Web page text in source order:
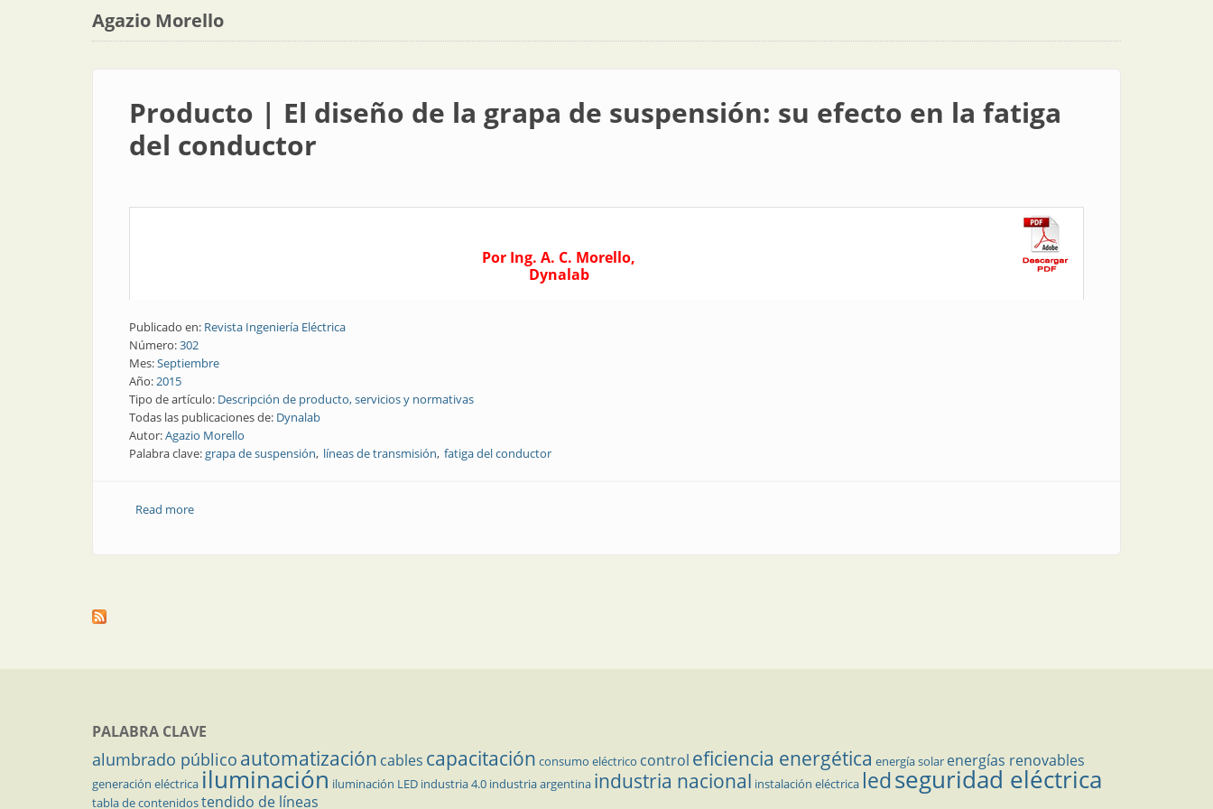
Agazio Morello
Producto | El diseño de la grapa de suspensión: su efecto en la fatiga
del conductor
Por Ing. A. C. Morello,
Dynalab
Publicado en: Revista Ingeniería Eléctrica
Número:302
Mes:Septiembre
Año:2015
Tipo de artículo: Descripción de producto, servicios y normativas
Todas las publicaciones de: Dynalab
Autor:Agazio Morello
Palabra clave:grapa de suspensión líneas de transmisión fatiga del conductor
Read moreabout Producto | El diseño de la grapa de suspensión: su efecto en la fatiga del conductor
PALABRA CLAVE
alumbrado público automatización cables capacitación consumo eléctrico control eficiencia energética energía solar energías renovables
generación eléctrica iluminación iluminación LED industria 4.0 industria argentina industria nacional instalación eléctrica ledseguridad eléctrica
tabla de contenidostendido de líneas